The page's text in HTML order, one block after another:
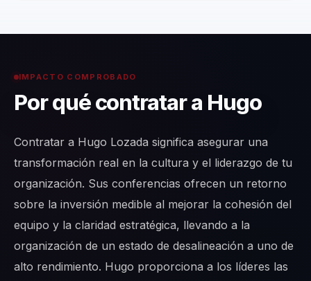
IMPACTO COMPROBADO
Por qué contratar a Hugo
Contratar a Hugo Lozada significa asegurar una
transformación real en la cultura y el liderazgo de tu
organización. Sus conferencias ofrecen un retorno
sobre la inversión medible al mejorar la cohesión del
equipo y la claridad estratégica, llevando a la
organización de un estado de desalineación a uno de
alto rendimiento. Hugo proporciona a los líderes las